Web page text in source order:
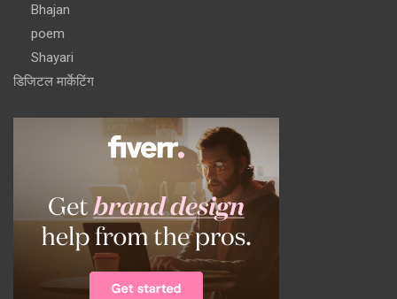
Bhajan
poem
Shayari
डिजिटल मार्केटिंग